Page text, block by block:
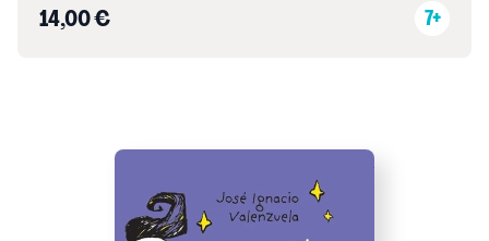
14,00 € 7+